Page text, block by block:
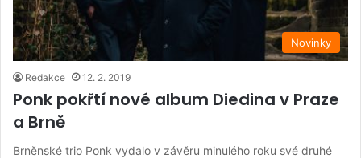
Novinky
Redakce 12. 2. 2019
Ponk pokřtí nové album Diedina v Praze
a Brně
Brněnské trio Ponk vydalo v závěru minulého roku své druhé